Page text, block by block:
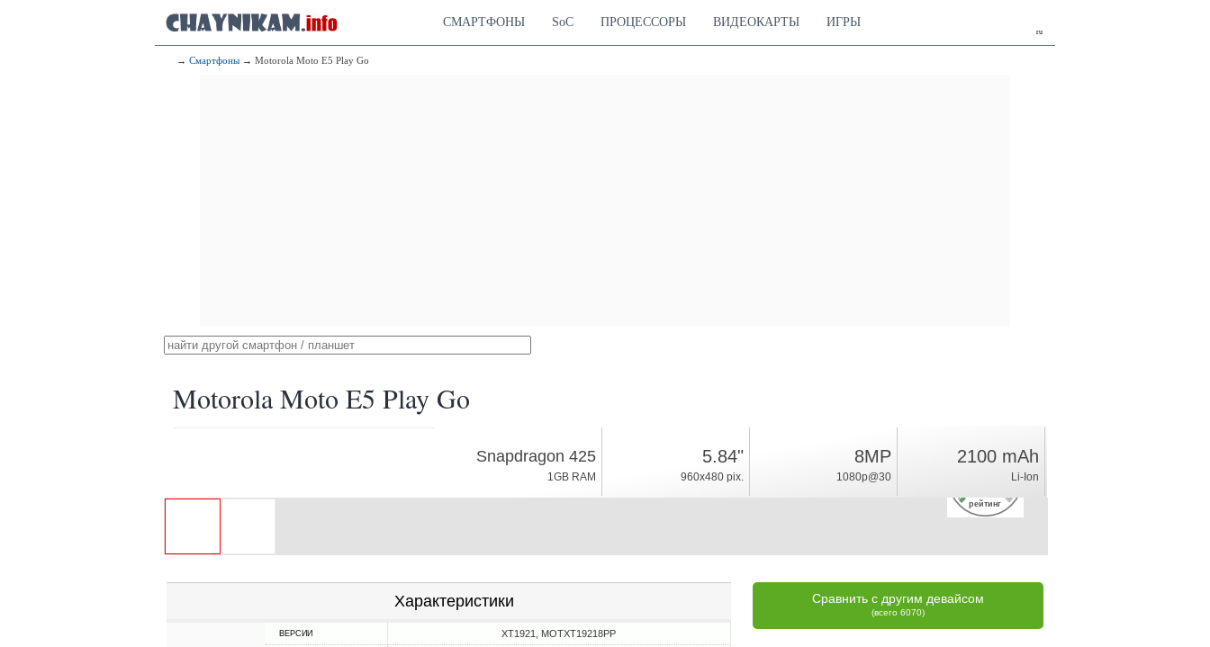
ru
СМАРТФОНЫ SoC ПРОЦЕССОРЫ ВИДЕОКАРТЫ ИГРЫ
→ Смартфоны → Motorola Moto E5 Play Go
Motorola Moto E5 Play Go
Android 8.0, Go
рейтинг
Snapdragon 425
1GB RAM
5.84"
960x480 pix.
8MP
1080p@30
2100 mAh
Li-Ion
Характеристики
ВЕРСИИ XT1921, MOTXT19218PP
Сравнить с другим девайсом
(всего 6070)